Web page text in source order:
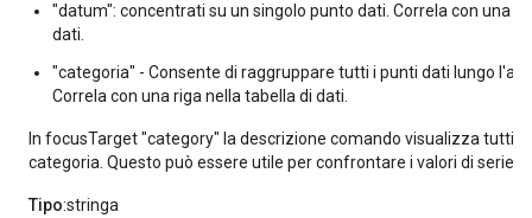
"datum": concentrati su un singolo punto dati. Correla con una
dati.
"categoria" - Consente di raggruppare tutti i punti dati lungo
Correla con una riga nella tabella di dati.
In focusTarget "category" la descrizione comando visualizza tutti i
categoria. Questo può essere utile per confrontare i valori di serie
Tipo:stringa